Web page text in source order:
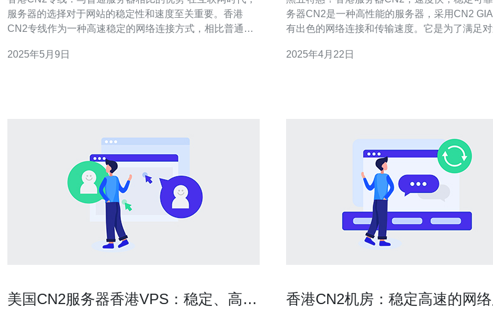
服务器的选择对于网站的稳定性和速度至关重要。香港
CN2专线作为一种高速稳定的网络连接方式，相比普通服
输技术，可以实现更快的数据传输速度。相比普通服务
2025年5月9日
务器CN2是一种高性能的服务器，采用CN2
有出色的网络连接和传输速度。它是为了满足
的到来，我们为您带来了独家的香港服务器CN2
2025年4月22日
美国CN2服务器香港VPS：稳定、高速
香港CN2机房：稳定高速的网